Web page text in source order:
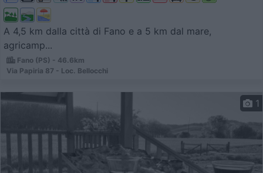
A 4,5 km dalla città di Fano e a 5 km dal mare,
agricamp...
Fano (PS) - 46.6km
Via Papiria 87 - Loc. Bellocchi
1